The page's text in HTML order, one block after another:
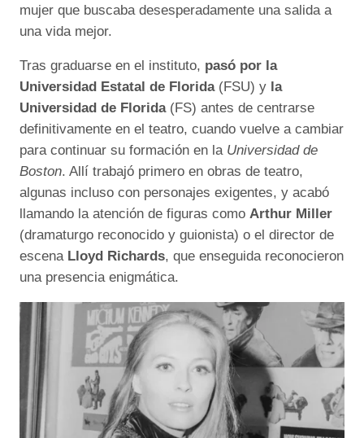
mujer que buscaba desesperadamente una salida a
una vida mejor.
Tras graduarse en el instituto, pasó por la
Universidad Estatal de Florida(FSU) y la
Universidad de Florida(FS) antes de centrarse
definitivamente en el teatro, cuando vuelve a cambiar
para continuar su formación en la Universidad de
Boston. Allí trabajó primero en obras de teatro,
algunas incluso con personajes exigentes, y acabó
llamando la atención de figuras como Arthur Miller
(dramaturgo reconocido y guionista) o el director de
escena Lloyd Richards, que enseguida reconocieron
una presencia enigmática.